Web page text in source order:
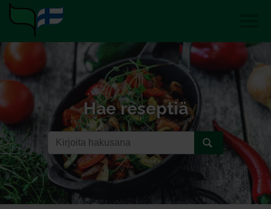
Hae reseptiä